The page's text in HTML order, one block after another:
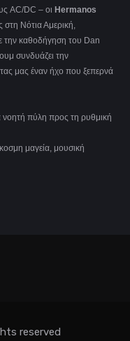
AC/DC – οι Hermanos
στη Νότια Αμερική,
την καθοδήγηση του Dan
συνδυάζει την
μας έναν ήχο που ξεπερνά
νοητή πύλη προς τη ρυθμική
μαγεία, μουσική
reserved